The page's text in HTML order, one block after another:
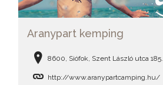
Aranypart kemping
8600, Siófok, Szent László utca 185.
http://www.aranypartcamping.hu/